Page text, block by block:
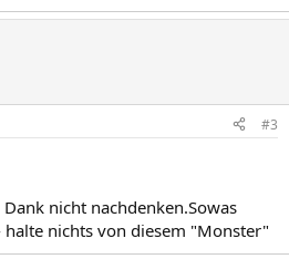
#3
nicht nachdenken.Sowas
nichts von diesem "Monster"